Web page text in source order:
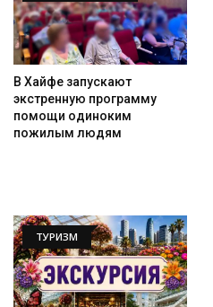
В Хайфе запускают
экстренную программу
помощи одиноким
пожилым людям
ТУРИЗМ